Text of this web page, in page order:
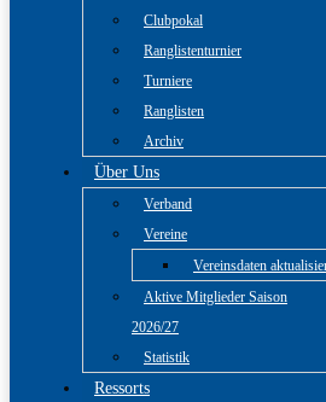
Clubpokal
Ranglistenturnier
Turniere
Ranglisten
Archiv
Über Uns
Verband
Vereine
Vereinsdaten
Aktive Mitglieder Saison
2026/27
Statistik
Ressorts